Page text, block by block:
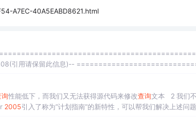
A7EC-40A5EABD8621.html
引用请保留此信息)--
性能低下，而我们又无法获得源代码来修改查询文本 2 我们
2005引入了称为”计划指南”的新特性，可以帮我们解决上述问